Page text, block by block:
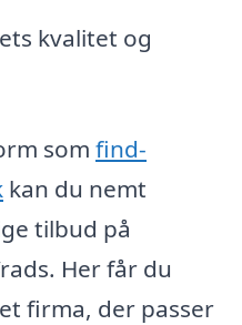
kvalitet og
som find-
kan du nemt
tilbud på
Her får du
firma, der passer